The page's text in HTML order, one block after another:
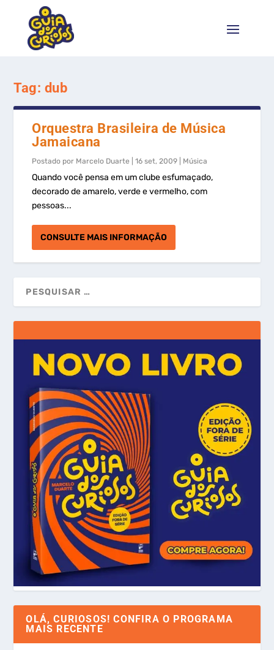
Tag: dub
Orquestra Brasileira de Música
Jamaicana
Postado por Marcelo Duarte |16 set, 2009 Música
Quando você pensa em um clube esfumaçado,
decorado de amarelo, verde e vermelho, com
pessoas...
CONSULTE MAIS INFORMAÇÃO
OLÁ, CURIOSOS! CONFIRA O PROGRAMA
MAIS RECENTE